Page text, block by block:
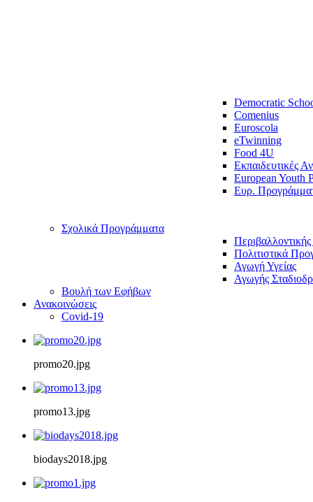
Democratic
Comenius
Euroscola
eTwinning
Food 4U
Εκπαιδευτικές
European Youth
Ευρ.
Σχολικά Προγράμματα
Πολιτιστικά
Αγωγή Υγείας
Αγωγής
Βουλή των Εφήβων
Ανακοινώσεις
Covid-19
promo20.jpg
promo13.jpg
biodays2018.jpg